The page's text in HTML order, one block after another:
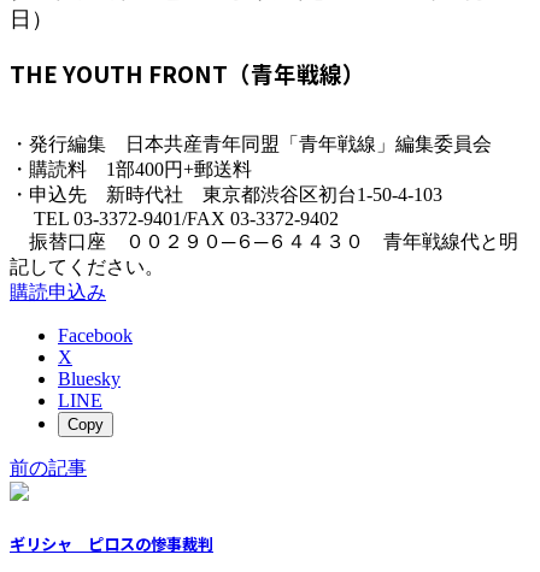
日）
THE YOUTH FRONT（青年戦線）
・発行編集 日本共産青年同盟「青年戦線」編集委員会
・購読料 1部400円+郵送料
・申込先 新時代社 東京都渋谷区初台1-50-4-103
TEL 03-3372-9401/FAX 03-3372-9402
振替口座 ００２９０─６─６４４３０ 青年戦線代と明
記してください。
購読申込み
Facebook
X
Bluesky
LINE
Copy
前の記事
ギリシャ ピロスの惨事裁判